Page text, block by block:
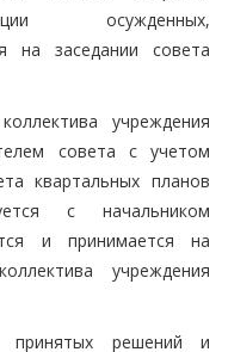
осужденных,
на заседании совета
учреждения
совета с учетом
квартальных планов
с начальником
и принимается на
учреждения
принятых решений и